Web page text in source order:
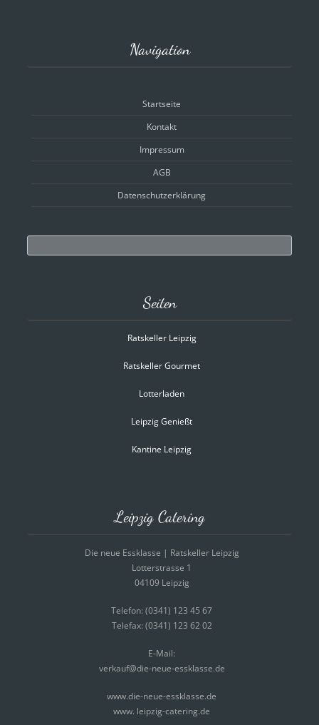
Navigation
Startseite
Kontakt
Impressum
AGB
Datenschutzerklärung
Seiten
Ratskeller Leipzig
Ratskeller Gourmet
Lotterladen
Leipzig Genießt
Kantine Leipzig
Leipzig Catering
Die neue Essklasse | Ratskeller Leipzig
Lotterstrasse 1
04109 Leipzig
Telefon: (0341) 123 45 67
Telefax: (0341) 123 62 02
E-Mail:
verkauf@die-neue-essklasse.de
www.die-neue-essklasse.de
www. leipzig-catering.de